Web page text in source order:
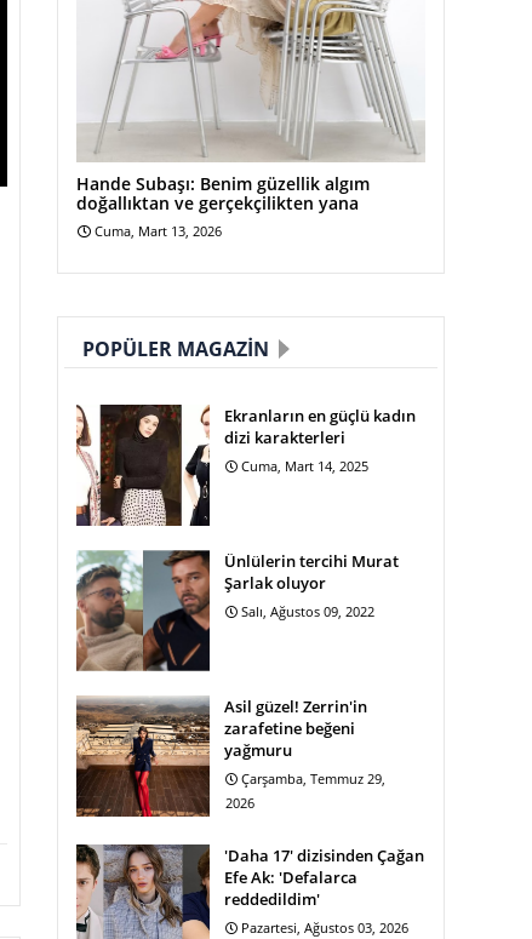
Hande Subaşı: Benim güzellik algım
doğallıktan ve gerçekçilikten yana
Cuma, Mart 13, 2026
POPÜLER MAGAZIN
Ekranların en güçlü kadın
dizi karakterleri
Cuma, Mart 14, 2025
Ünlülerin tercihi Murat
Şarlak oluyor
Salı, Ağustos 09, 2022
Asil güzel! Zerrin'in
zarafetine beğeni
yağmuru
Çarşamba, Temmuz 29,
2026
'Daha 17' dizisinden Çağan
Efe Ak: 'Defalarca
reddedildim'
Pazartesi, Ağustos 03, 2026